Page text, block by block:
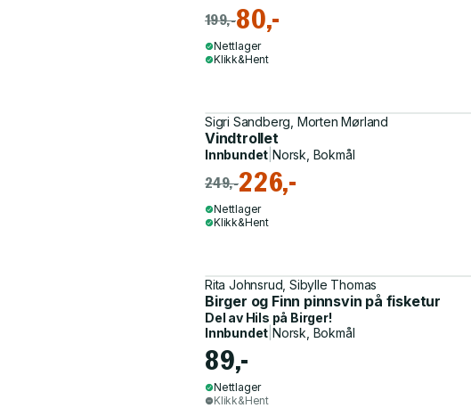
199,-80,-
Nettlager
Klikk&Hent
Sigri Sandberg, Morten Mørland
Vindtrollet
Innbundet |Norsk, Bokmål
249,-226,-
Nettlager
Klikk&Hent
Rita Johnsrud, Sibylle Thomas
Birger og Finn pinnsvin på fisketur
Del av Hils på Birger!
Innbundet |Norsk, Bokmål
89,-
Nettlager
Klikk&Hent